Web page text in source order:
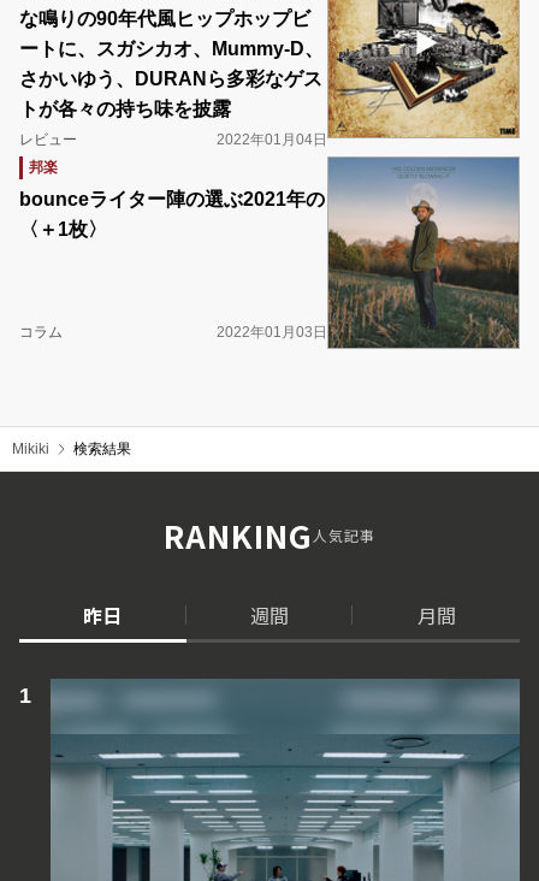
な鳴りの90年代風ヒップホップビ
ートに、スガシカオ、Mummy-D、
さかいゆう、DURANら多彩なゲス
トが各々の持ち味を披露
レビュー
2022年01月04日
邦楽
bounceライター陣の選ぶ2021年の
〈＋1枚〉
コラム 2022年01月03日
Mikiki 検索結果
RANKING人気記事
昨日 週間 月間